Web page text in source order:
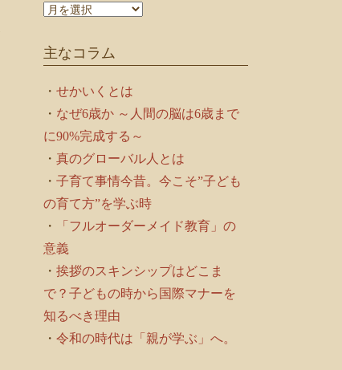
過
コ
ム
主なコラム
・ せかいくとは
・ なぜ6歳か ～人間の脳は6歳まで
に90%完成する～
・ 真のグローバル人とは
・ 子育て事情今昔。今こそ”子ども
の育て方”を学ぶ時
・
「フルオーダーメイド教育」の
意義
・ 挨拶のスキンシップはどこま
で？子どもの時から国際マナーを
知るべき理由
・ 令和の時代は「親が学ぶ」へ。